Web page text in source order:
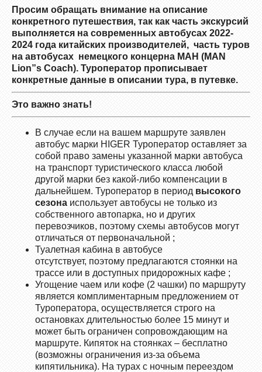
Просим обращать внимание на описание
конкретного путешествия, так как часть экскурсий
выполняется на современных автобусах 2022-
2024 года китайских производителей, часть туров
на автобусах немецкого концерна МАН (МА N
Lion”s Coach). Туроператор прописывает
конкретные данные в описании тура, в путевке.
Это важно знать!
В случае если на вашем маршруте заявлен
автобус марки HIGER Туроператор оставляет за
собой право замены указанной марки автобуса
на транспорт туристического класса любой
другой марки без какой-либо компенсации в
дальнейшем. Туроператор в период высокого
сезона использует автобусы не только из
собственного автопарка, но и других
перевозчиков, поэтому схемы автобусов могут
отличаться от первоначальной ;
Туалетная кабина в автобусе
отсутствует, поэтому предлагаются стоянки на
трассе или в доступных придорожных кафе ;
Угощение чаем или кофе (2 чашки) по маршруту
является комплиментарным предложением от
Туроператора, осуществляется строго на
остановках длительностью более 15 минут и
может быть ограничен сопровождающим на
маршруте. Кипяток на стоянках – бесплатно
(возможны ограничения из-за объема
кипятильника). На турах с ночным переездом